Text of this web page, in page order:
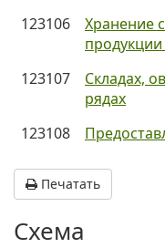
123106
Хранение
123107
Складах,
рядах
123108
Печатать
Схема